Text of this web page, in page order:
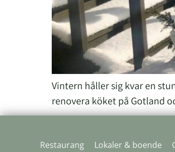
Vintern håller sig kvar en
renovera köket på Gotland
Restaurang Lokaler & boende